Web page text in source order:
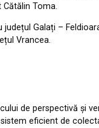
Cătălin Toma.
Galați –
Vrancea.
de perspectivă și
eficient de